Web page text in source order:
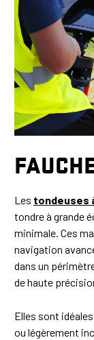
Les tondeuses
tondre à grande
minimale. Ces
navigation
dans un
de haute
Elles sont
ou légèrement